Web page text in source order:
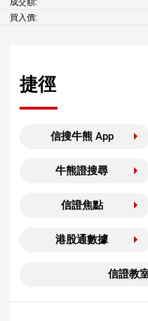
成交額:
買入價:
捷徑
信搜牛熊 App
牛熊證搜尋
信證焦點
港股通數據
信證教